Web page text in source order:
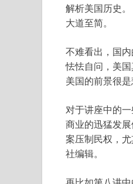
解析美国历史。
大道至简。
不难看出，国
怯怯自问，美
美国的前景很是
对于讲座中的
商业的迅猛发
案压制民权，
社编辑。